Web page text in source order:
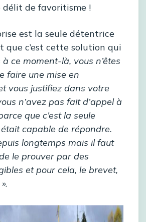
délit de favoritisme !
est la seule détentrice
que c’est cette solution qui
à ce moment-là, vous n’êtes
faire une mise en
vous justifiez dans votre
n’avez pas fait d’appel à
que c’est la seule
capable de répondre.
longtemps mais il faut
le prouver par des
et pour cela, le brevet,
».